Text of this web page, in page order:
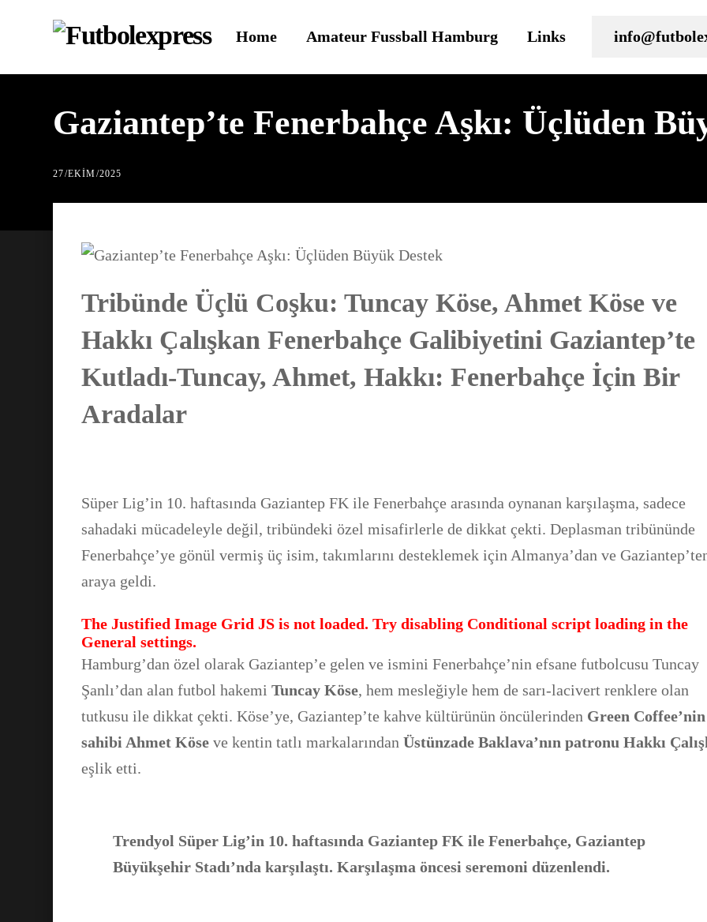
Home Amateur Fussball Hamburg Links
Gaziantep’te Fenerbahçe Aşkı: Üçlüden
27/EKIM/2025
Tribünde Üçlü Coşku: Tuncay Köse, Ahmet Köse ve
Hakkı Çalışkan Fenerbahçe Galibiyetini Gaziantep’te
Kutladı-Tuncay, Ahmet, Hakkı: Fenerbahçe İçin Bir
Aradalar
Süper Lig’in 10. haftasında Gaziantep FK ile Fenerbahçe arasında oynanan karşılaşma, sadece
sahadaki mücadeleyle değil, tribündeki özel misafirlerle de dikkat çekti. Deplasman tribününde
Fenerbahçe’ye gönül vermiş üç isim, takımlarını desteklemek için Almanya’dan ve
araya geldi.
The Justified Image Grid JS is not loaded. Try disabling Conditional script loading in the
General settings.
Hamburg’dan özel olarak Gaziantep’e gelen ve ismini Fenerbahçe’nin efsane futbolcusu Tuncay
Şanlı’dan alan futbol hakemiTuncay Köse, hem mesleğiyle hem de sarı-lacivert renklere olan
tutkusu ile dikkat çekti. Köse’ye, Gaziantep’te kahve kültürünün öncülerinden Green Coffee’nin
sahibi Ahmet Köse ve kentin tatlı markalarındanÜstünzade Baklava’nın patronu Hakkı
eşlik etti.
Trendyol Süper Lig’in 10. haftasında Gaziantep FK ile Fenerbahçe, Gaziantep
Büyükşehir Stadı’nda karşılaştı. Karşılaşma öncesi seremoni düzenlendi.